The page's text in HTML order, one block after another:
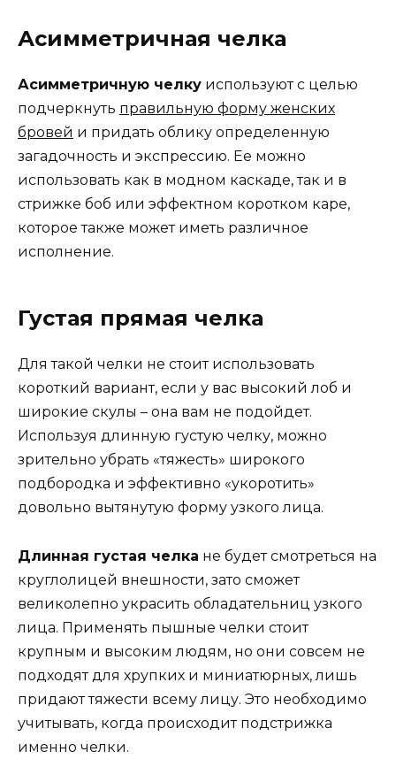
Асимметричная челка
Асимметричную челку используют с целью
подчеркнуть правильную форму женских
бровей и придать облику определенную
загадочность и экспрессию. Ее можно
использовать как в модном каскаде, так и в
стрижке боб или эффектном коротком каре,
которое также может иметь различное
исполнение.
Густая прямая челка
Для такой челки не стоит использовать
короткий вариант, если у вас высокий лоб и
широкие скулы – она вам не подойдет.
Используя длинную густую челку, можно
зрительно убрать «тяжесть» широкого
подбородка и эффективно «укоротить»
довольно вытянутую форму узкого лица.
Длинная густая челка не будет смотреться на
круглолицей внешности, зато сможет
великолепно украсить обладательниц узкого
лица. Применять пышные челки стоит
крупным и высоким людям, но они совсем не
подходят для хрупких и миниатюрных, лишь
придают тяжести всему лицу. Это необходимо
учитывать, когда происходит подстрижка
именно челки.